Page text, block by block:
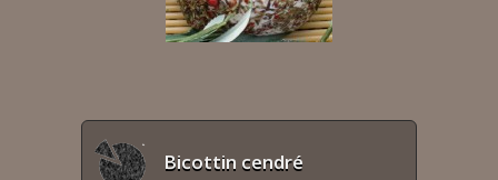
Bicottin cendré